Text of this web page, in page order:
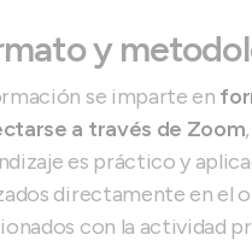
y
se imparte en
a través de Zoom
es práctico y
directamente en el
con la actividad